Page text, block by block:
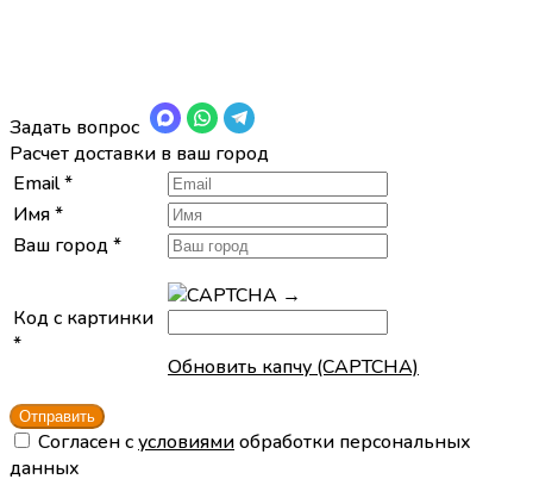
Задать вопрос
Расчет доставки в ваш город
Email*
Имя*
Ваш город*
Код с картинки
*
→
Обновить капчу (CAPTCHA)
Cогласен сусловиямиобработки персональных
данных